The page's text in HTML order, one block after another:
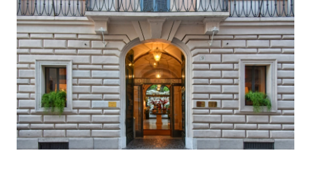
Anantara Palazzo Naiadi Rome Hotel
Hotel de Russie
Westin Excelsior Rome
РИМ 11